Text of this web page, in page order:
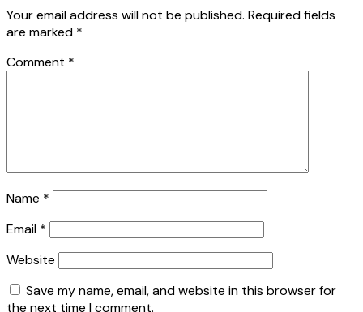
Your email address will not be published. Required fields
are marked *
Comment *
Name *
Email *
Website
Save my name, email, and website in this browser for
the next time I comment.